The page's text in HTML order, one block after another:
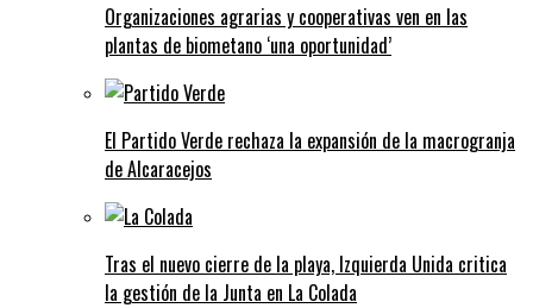
Organizaciones agrarias y cooperativas ven en las
plantas de biometano ‘una oportunidad’
El Partido Verde rechaza la expansión de la macrogranja
de Alcaracejos
Tras el nuevo cierre de la playa, Izquierda Unida critica
la gestión de la Junta en La Colada